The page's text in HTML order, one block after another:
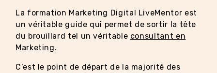
La formation Marketing Digital LiveMentor est
un véritable guide qui permet de sortir la tête
du brouillard tel un véritable consultant en
Marketing.
C’est le point de départ de la majorité des